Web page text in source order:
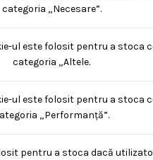
categoria „Necesare”.
ul este folosit pentru a
categoria „Altele.
ul este folosit pentru a
„Performanță”.
pentru a stoca dacă